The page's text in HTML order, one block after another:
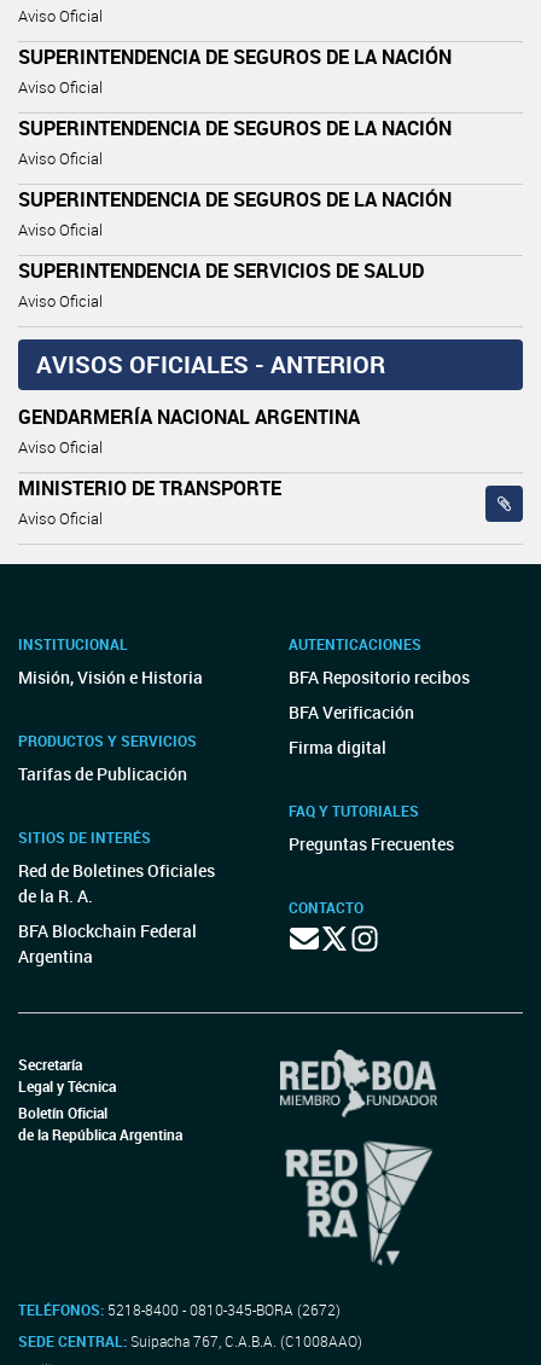
Aviso Oficial
SUPERINTENDENCIA DE SEGUROS DE LA NACIÓN
Aviso Oficial
SUPERINTENDENCIA DE SEGUROS DE LA NACIÓN
Aviso Oficial
SUPERINTENDENCIA DE SEGUROS DE LA NACIÓN
Aviso Oficial
SUPERINTENDENCIA DE SERVICIOS DE SALUD
Aviso Oficial
AVISOS OFICIALES - ANTERIOR
GENDARMERÍA NACIONAL ARGENTINA
Aviso Oficial
MINISTERIO DE TRANSPORTE
Aviso Oficial
INSTITUCIONAL
Misión, Visión e Historia
PRODUCTOS Y SERVICIOS
Tarifas de Publicación
SITIOS DE INTERÉS
Red de Boletines Oficiales
de la R. A.
BFA Blockchain Federal
Argentina
AUTENTICACIONES
BFA Repositorio recibos
BFA Verificación
Firma digital
FAQ Y TUTORIALES
Preguntas Frecuentes
CONTACTO
Secretaría
Legal y Técnica
Boletín Oficial
de la República Argentina
TELÉFONOS: 5218-8400 - 0810-345-BORA (2672)
SEDE CENTRAL:Suipacha 767, C.A.B.A. (C1008AAO)